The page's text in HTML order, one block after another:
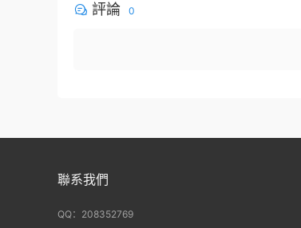
評論 0
聯系我們
QQ：208352769